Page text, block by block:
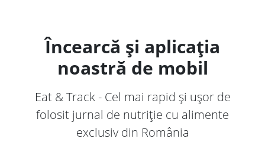
Încearcă și aplicația
noastră de mobil
Eat & Track - Cel mai rapid și ușor de
folosit jurnal de nutriție cu alimente
exclusiv din România